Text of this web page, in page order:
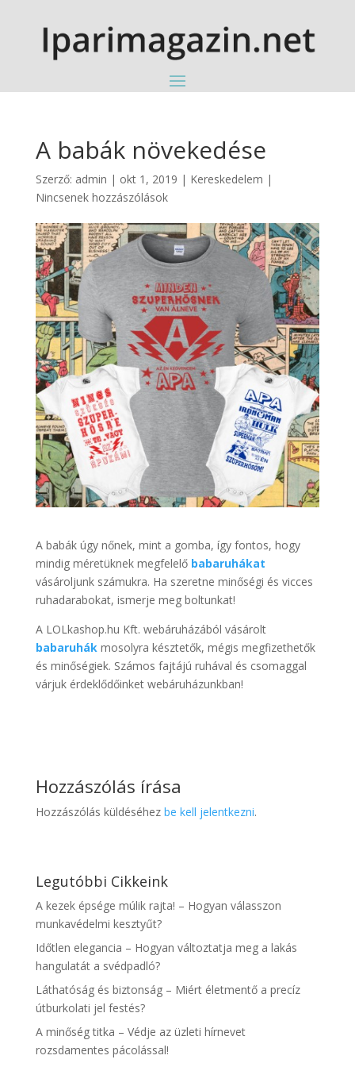
A babák növekedése
Szerző: admin | okt 1, 2019 | Kereskedelem |
Nincsenek hozzászólások
A babák úgy nőnek, mint a gomba, így fontos, hogy
mindig méretüknek megfelelő babaruhákat
vásároljunk számukra. Ha szeretne minőségi és vicces
ruhadarabokat, ismerje meg boltunkat!
A LOLkashop.hu Kft. webáruházából vásárolt
babaruhákmosolyra késztetők, mégis megfizethetők
és minőségiek. Számos fajtájú ruhával és csomaggal
várjuk érdeklődőinket webáruházunkban!
Hozzászólás írása
Hozzászólás küldéséhez be kell jelentkezni.
Legutóbbi Cikkeink
A kezek épsége múlik rajta! – Hogyan válasszon
munkavédelmi kesztyűt?
Időtlen elegancia – Hogyan változtatja meg a lakás
hangulatát a svédpadló?
Láthatóság és biztonság – Miért életmentő a precíz
útburkolati jel festés?
A minőség titka – Védje az üzleti hírnevet
rozsdamentes pácolással!